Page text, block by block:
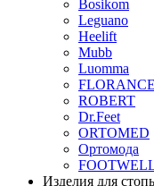
Bosikom
Leguano
Heelift
Mubb
Luomma
FLORANCE
ROBERT
Dr.Feet
ORTOMED
Ортомода
Изделия для